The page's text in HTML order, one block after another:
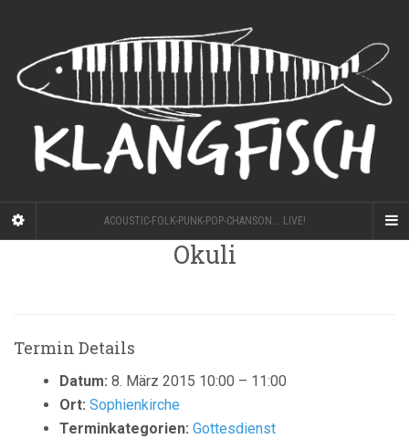
ACOUSTIC-FOLK-PUNK-POP-CHANSON... LIVE!
Okuli
Termin Details
Datum: 8. März 2015 10:00 – 11:00
Ort: Sophienkirche
Terminkategorien: Gottesdienst